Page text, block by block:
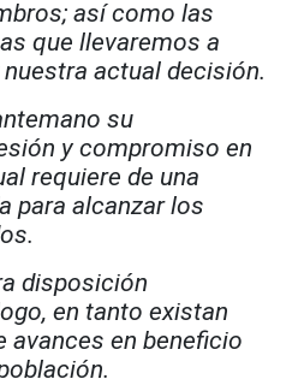
así como las
que llevaremos a
actual decisión.
su
y compromiso en
requiere de una
para alcanzar los
disposición
en tanto existan
avances en beneficio